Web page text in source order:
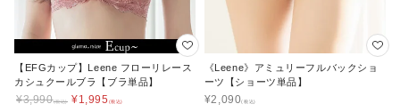
【EFGカップ】Leene フローリレース
カシュクールブラ【ブラ単品】
¥3,990 ¥1,995
《Leene》アミュリーフルバックショ
ーツ【ショーツ単品】
¥2,090